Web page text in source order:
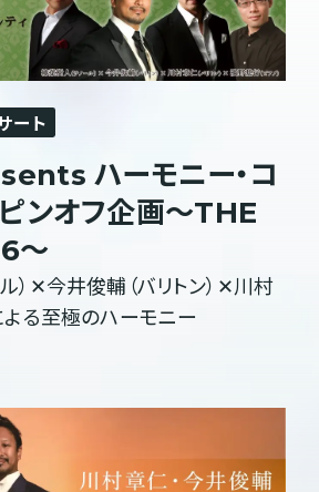
ート
ハーモニー・コ
ンオフ企画〜THE
〜
）✕今井俊輔（バリトン）✕川村
よる至極のハーモニー